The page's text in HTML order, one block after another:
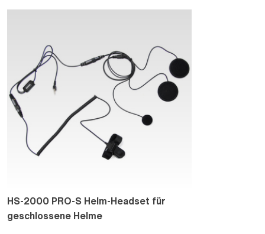
HS-2000 PRO-S Helm-Headset für
geschlossene Helme